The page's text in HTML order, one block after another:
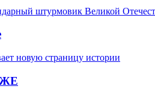
штурмовик Великой
новую страницу истории